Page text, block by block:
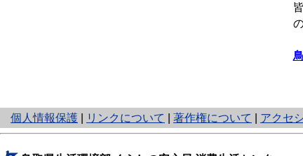
個人情報保護
と
り
リンクについて 著作権について アクセ